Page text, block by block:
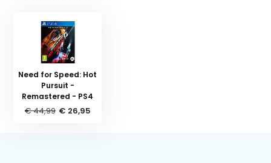
Need for Speed: Hot
Pursuit -
Remastered - PS4
€ 44,99 € 26,95